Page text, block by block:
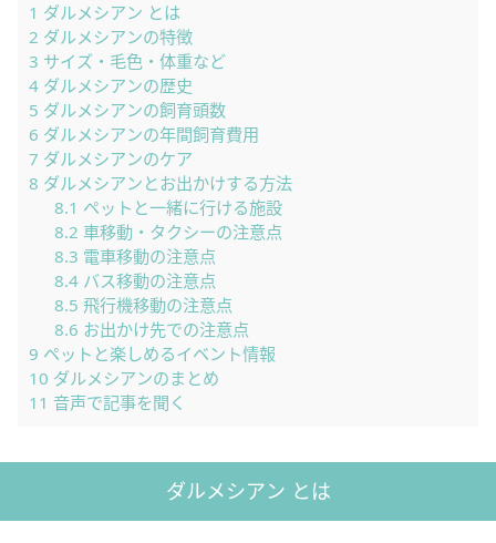
1 ダルメシアン とは
2 ダルメシアンの特徴
3 サイズ・毛色・体重など
4 ダルメシアンの歴史
5 ダルメシアンの飼育頭数
6 ダルメシアンの年間飼育費用
7 ダルメシアンのケア
8 ダルメシアンとお出かけする方法
8.1 ペットと一緒に行ける施設
8.2 車移動・タクシーの注意点
8.3 電車移動の注意点
8.4バス移動の注意点
8.5 飛行機移動の注意点
8.6 お出かけ先での注意点
9 ペットと楽しめるイベント情報
10 ダルメシアンのまとめ
11 音声で記事を聞く
ダルメシアン とは